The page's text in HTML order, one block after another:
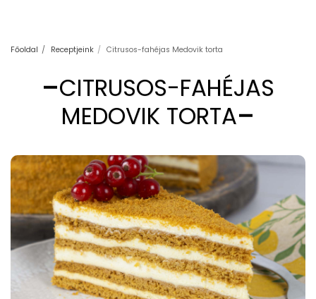
Főoldal Receptjeink Citrusos-fahéjas Medovik torta
CITRUSOS-FAHÉJAS
MEDOVIK TORTA